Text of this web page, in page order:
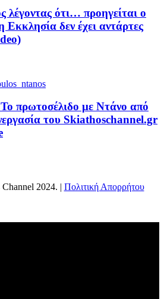
ότι… προηγείται ο
δεν έχει αντάρτες
με Ντάνο από
του Skiathoschannel.gr
2024. | Πολιτική Απορρήτου